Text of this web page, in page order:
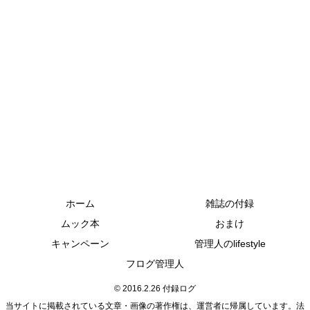
ホーム
雑誌の付録
ムック本
おまけ
キャンペーン
管理人のlifestyle
フログ管理人
© 2016.2.26 付録ログ
当サイトに掲載されている文章・画像の著作権は、運営者に帰属しています。法